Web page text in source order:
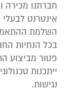
חברתנו מכירה
אינטרנט לבעלי
השלמת
בכל הנחיות
פטור מביצוע
ייתכנות
נגישות.